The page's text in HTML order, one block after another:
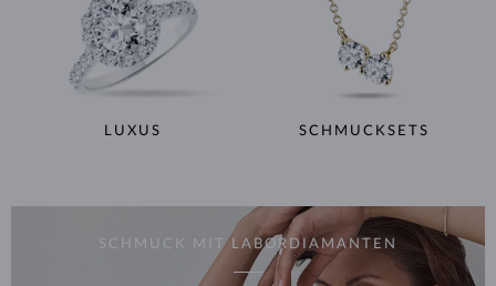
LUXUS SCHMUCKSETS
SCHMUCK MIT LABORDIAMANTEN